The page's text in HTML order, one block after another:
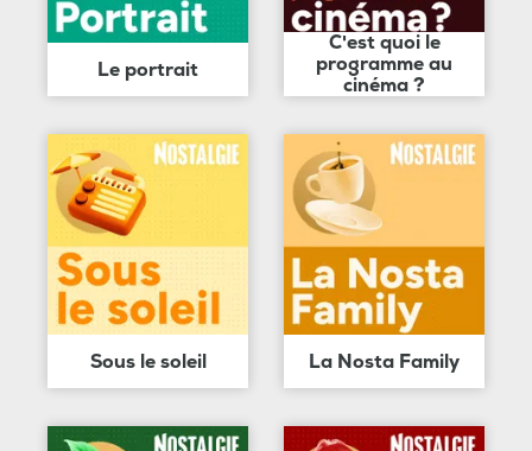
Le portrait
C'est quoi le
programme au
cinéma ?
Sous le soleil La Nosta Family